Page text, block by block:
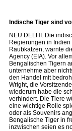
Indische Tiger sind
NEU DELHI. Die
Regierungen in
Raubkatzen, warnte
Agency (EIA). Vor
Bengalischen Tigern
unternehme aber
den Handel mit
Wright, die
wiederum habe die
verhindert. Die Tiere
eine wichtige Rolle
oder als Souvenirs
Bengalische Tiger in
inzwischen seien es